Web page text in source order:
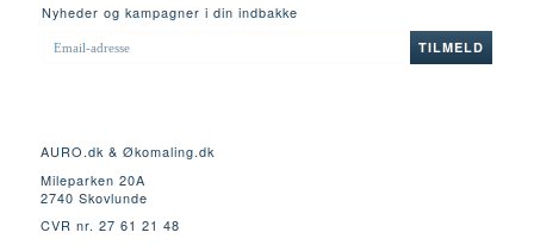
Nyheder og kampagner i din indbakke
ADRESSE
TILMELD
AURO.dk & Økomaling.dk
Mileparken 20A
2740 Skovlunde
CVR nr. 27 61 21 48